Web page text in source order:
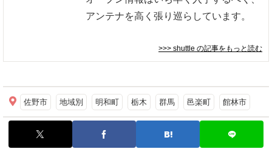
アンテナを高く張り巡らしています。
>>> shuttle の記事をもっと読む
佐野市 地域別 明和町 栃木 群馬 邑楽町 館林市